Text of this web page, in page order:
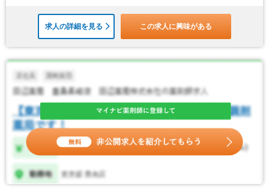
求人の詳細を見る この求人に興味がある